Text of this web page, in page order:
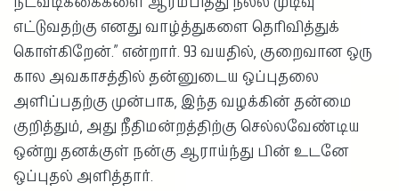
எட்டுவதற்கு எனது வாழ்த்துகளை தெரிவித்துக்
கொள்கிறேன்.” என்றார். 93 வயதில், குறைவான ஒரு
கால அவகாசத்தில் தன்னுடைய ஒப்புதலை
அளிப்பதற்கு முன்பாக, இந்த வழக்கின் தன்மை
குறித்தும், அது நீதிமன்றத்திற்கு செல்லவேண்டிய
ஒன்று தனக்குள் நன்கு ஆராய்ந்து பின் உடனே
ஒப்புதல் அளித்தார்.